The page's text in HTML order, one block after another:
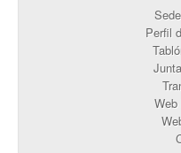
Perfil
Web